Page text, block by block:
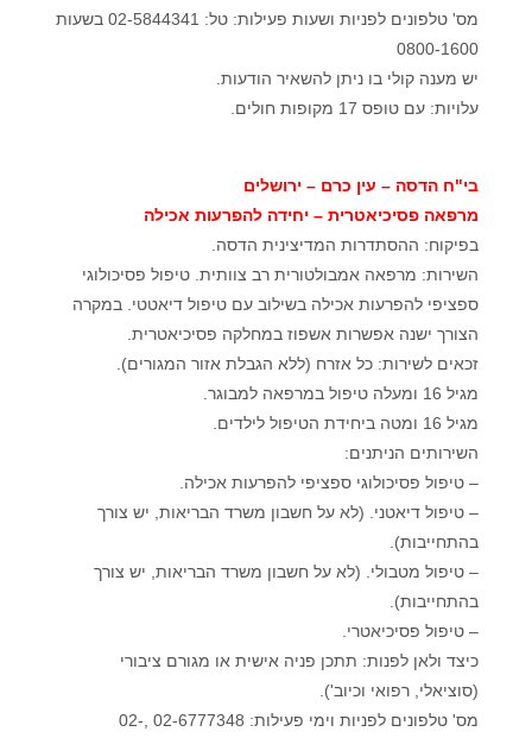
מס' טלפונים לפניות ושעות פעילות: טל: 02-5844341 בשעות
0800-1600
יש מענה קולי בו ניתן להשאיר הודעות.
עלויות: עם טופס 17 מקופות חולים.
בי"ח הדסה – עין כרם – ירושלים
מרפאה פסיכיאטרית – יחידה להפרעות אכילה
בפיקוח: ההסתדרות המדיצינית הדסה.
השירות: מרפאה אמבולטורית רב צוותית. טיפול פסיכולוגי
ספציפי להפרעות אכילה בשילוב עם טיפול דיאטטי. במקרה
הצורך ישנה אפשרות אשפוז במחלקה פסיכיאטרית.
זכאים לשירות: כל אזרח (ללא הגבלת אזור המגורים).
מגיל 16 ומעלה טיפול במרפאה למבוגר.
מגיל 16 ומטה ביחידת הטיפול לילדים.
השירותים הניתנים:
– טיפול פסיכולוגי ספציפי להפרעות אכילה.
– טיפול דיאטני. (לא על חשבון משרד הבריאות, יש צורך
בהתחייבות).
– טיפול מטבולי. (לא על חשבון משרד הבריאות, יש צורך
בהתחייבות).
– טיפול פסיכיאטרי.
כיצד ולאן לפנות: תתכן פניה אישית או מגורם ציבורי
(סוציאלי, רפואי וכיוב').
מס' טלפונים לפניות וימי פעילות: 02-6777348 ,02-